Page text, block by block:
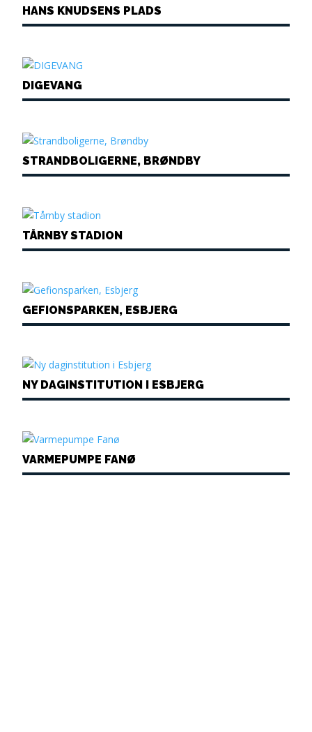
HANS KNUDSENS PLADS
DIGEVANG
STRANDBOLIGERNE, BRØNDBY
TÅRNBY STADION
GEFIONSPARKEN, ESBJERG
NY DAGINSTITUTION I ESBJERG
VARMEPUMPE FANØ